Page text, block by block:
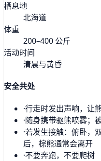
栖息地
北海道
体重
200–400 公斤
活动时间
清晨与黄昏
安全共处
·行走时发出声响，让
·随身携带驱熊喷雾；
·若发生接触：俯卧，
后，棕熊通常会离开
·不要奔跑，不要爬树